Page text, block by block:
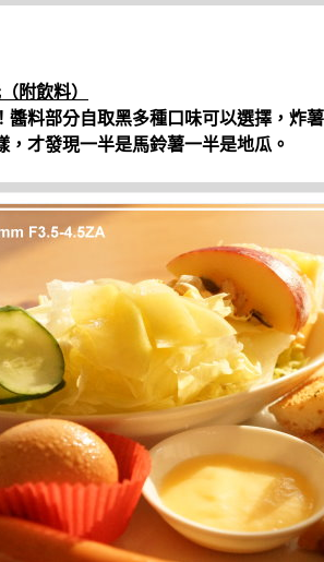
附飲料）
醬料部分自取黑多種口味可以選擇，炸
，才發現一半是馬鈴薯一半是地瓜。